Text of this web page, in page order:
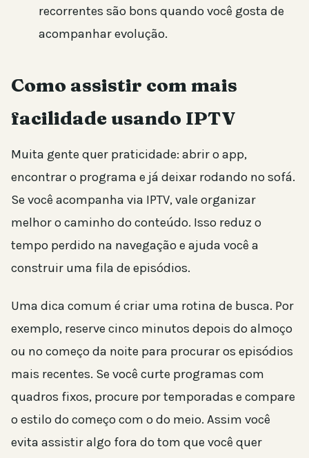
recorrentes são bons quando você gosta de
acompanhar evolução.
Como assistir com mais
facilidade usando IPTV
Muita gente quer praticidade: abrir o app,
encontrar o programa e já deixar rodando no sofá.
Se você acompanha via IPTV, vale organizar
melhor o caminho do conteúdo. Isso reduz o
tempo perdido na navegação e ajuda você a
construir uma fila de episódios.
Uma dica comum é criar uma rotina de busca. Por
exemplo, reserve cinco minutos depois do almoço
ou no começo da noite para procurar os episódios
mais recentes. Se você curte programas com
quadros fixos, procure por temporadas e compare
o estilo do começo com o do meio. Assim você
evita assistir algo fora do tom que você quer